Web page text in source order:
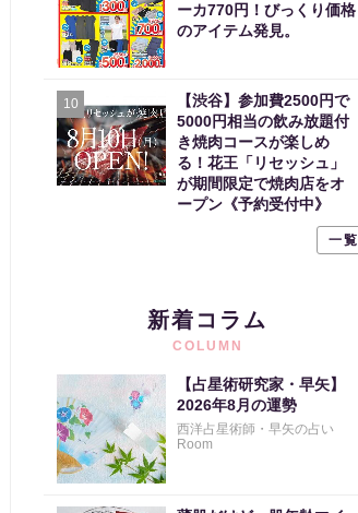
ーカ770円！びっくり価格
のアイテム発見。
10
【渋谷】参加費2500円で
5000円相当の飲み放題付
き焼肉コースが楽しめ
る！花王「リセッシュ」
が期間限定で焼肉店をオ
ープン《予約受付中》
一覧
新着コラム
COLUMN
【占星術研究家・早矢】
2026年8月の運勢
西洋占星術師・早矢の占い
Room